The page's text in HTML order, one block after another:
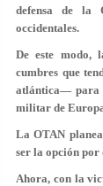
defensa de la
occidentales.
De este modo,
cumbres que
atlántica— para
militar de
La OTAN
ser la opción
Ahora, con la